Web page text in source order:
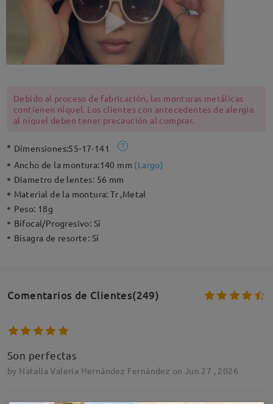
Debido al proceso de fabricación, las monturas metálicas
contienen níquel. Los clientes con antecedentes de alergia
al níquel deben tener precaución al comprar.
Dimensiones:55-17-141
Ancho de la montura:140 mm (Largo)
Diametro de lentes: 56 mm
Material de la montura:Tr ,Metal
Peso: 18g
Bifocal/Progresivo: Sí
Bisagra de resorte: Sí
Comentarios de Clientes(249)
Son perfectas
by Natalia Valeria Hernández Fernández on Jun 27 , 2026